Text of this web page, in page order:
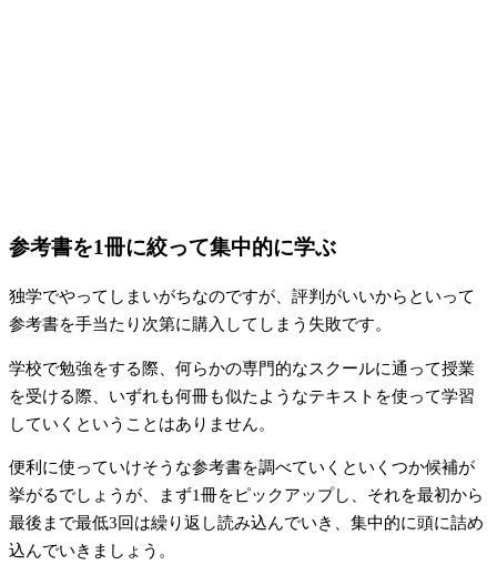
参考書を1冊に絞って集中的に学ぶ
独学でやってしまいがちなのですが、評判がいいからといって
参考書を手当たり次第に購入してしまう失敗です。
学校で勉強をする際、何らかの専門的なスクールに通って授業
を受ける際、いずれも何冊も似たようなテキストを使って学習
していくということはありません。
便利に使っていけそうな参考書を調べていくといくつか候補が
挙がるでしょうが、まず1冊をピックアップし、それを最初から
最後まで最低3回は繰り返し読み込んでいき、集中的に頭に詰め
込んでいきましょう。